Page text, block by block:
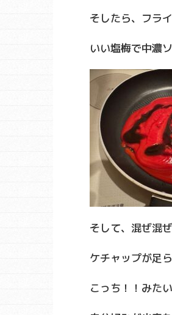
そしたら、フラ
いい塩梅で中濃
そして、混ぜ混
ケチャップが足
こっち！！みた